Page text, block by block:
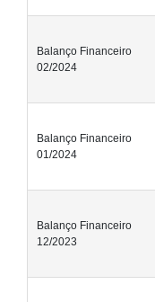
Balanço Financeiro
02/2024
Balanço Financeiro
01/2024
Balanço Financeiro
12/2023